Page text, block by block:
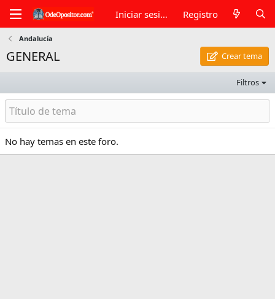
Iniciar sesión Registro
Andalucía
GENERAL Crear tema
Filtros
No hay temas en este foro.